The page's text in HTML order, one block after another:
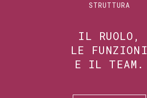
STRUTTURA
IL RUOLO,
LE FUNZIONI
E IL TEAM.